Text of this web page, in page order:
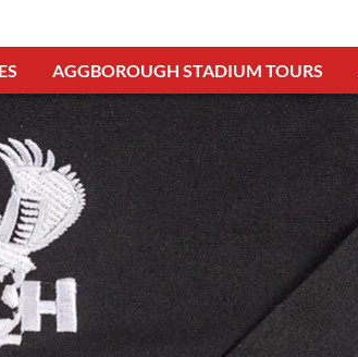
AGGBOROUGH STADIUM TOURS